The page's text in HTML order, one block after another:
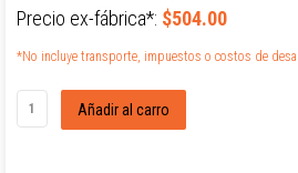
Precio ex-fábrica*: $504.00
*No incluye transporte, impuestos o costos de